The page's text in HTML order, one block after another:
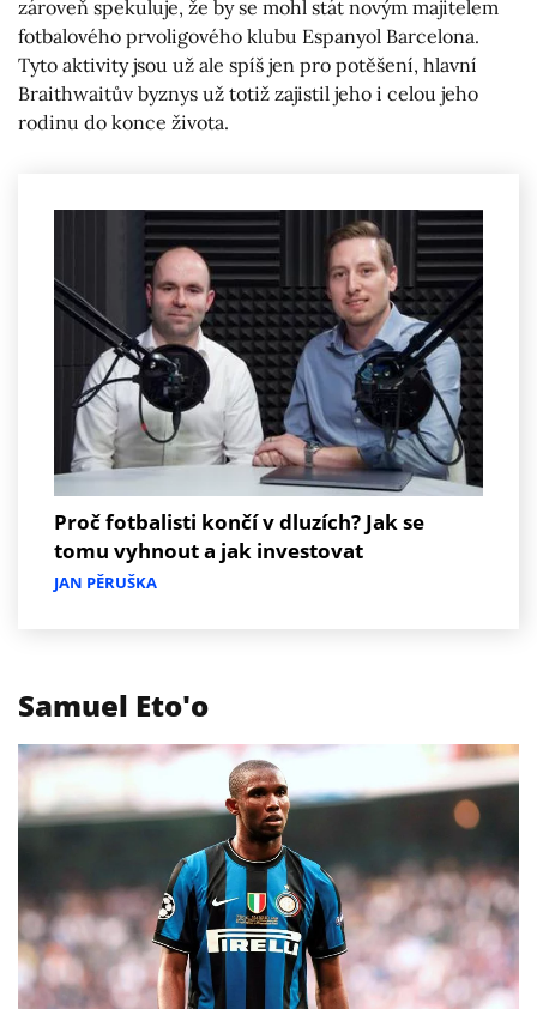
zároveň spekuluje, že by se mohl stát novým majitelem
fotbalového prvoligového klubu Espanyol Barcelona.
Tyto aktivity jsou už ale spíš jen pro potěšení, hlavní
Braithwaitův byznys už totiž zajistil jeho i celou jeho
rodinu do konce života.
Proč fotbalisti končí v dluzích? Jak se
tomu vyhnout a jak investovat
JAN PĚRUŠKA
Samuel Eto'o